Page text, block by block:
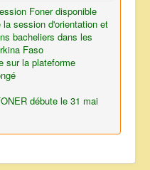
Foner disponible
session d'orientation et
bacheliers dans les
Faso
sur la plateforme
débute le 31 mai